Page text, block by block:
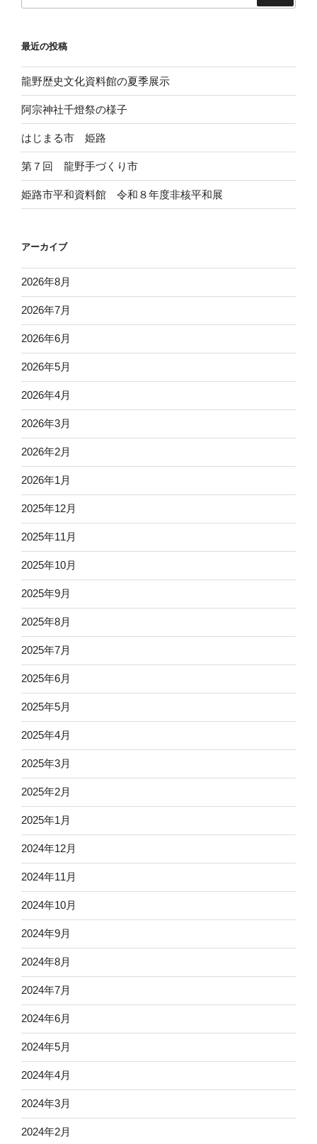
最近の投稿
龍野歴史文化資料館の夏季展示
阿宗神社千燈祭の様子
はじまる市 姫路
第７回 龍野手づくり市
姫路市平和資料館 令和８年度非核平和展
アーカイブ
2026年8月
2026年7月
2026年6月
2026年5月
2026年4月
2026年3月
2026年2月
2026年1月
2025年12月
2025年11月
2025年10月
2025年9月
2025年8月
2025年7月
2025年6月
2025年5月
2025年4月
2025年3月
2025年2月
2025年1月
2024年12月
2024年11月
2024年10月
2024年9月
2024年8月
2024年7月
2024年6月
2024年5月
2024年4月
2024年3月
2024年2月